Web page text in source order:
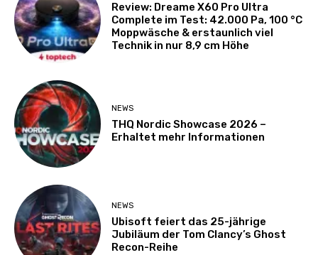
Review: Dreame X60 Pro Ultra
Complete im Test: 42.000 Pa, 100 °C
Moppwäsche & erstaunlich viel
Technik in nur 8,9 cm Höhe
NEWS
THQ Nordic Showcase 2026 –
Erhaltet mehr Informationen
NEWS
Ubisoft feiert das 25-jährige
Jubiläum der Tom Clancy’s Ghost
Recon-Reihe